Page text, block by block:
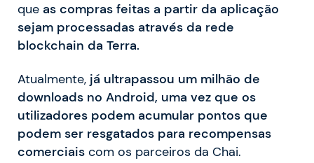
que as compras feitas a partir da aplicação
sejam processadas através da rede
blockchain da Terra.
Atualmente, já ultrapassou um milhão de
downloads no Android, uma vez que os
utilizadores podem acumular pontos que
podem ser resgatados para recompensas
comerciais com os parceiros da Chai.